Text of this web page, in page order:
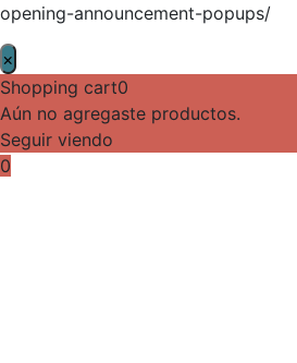
opening-announcement-popups/
×
Shopping cart0
Aún no agregaste productos.
Seguir viendo
0